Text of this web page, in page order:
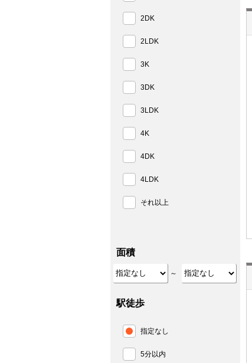
2DK
2LDK
3K
3DK
3LDK
4K
4DK
4LDK
それ以上
面積
～
駅徒歩
指定なし
5分以内